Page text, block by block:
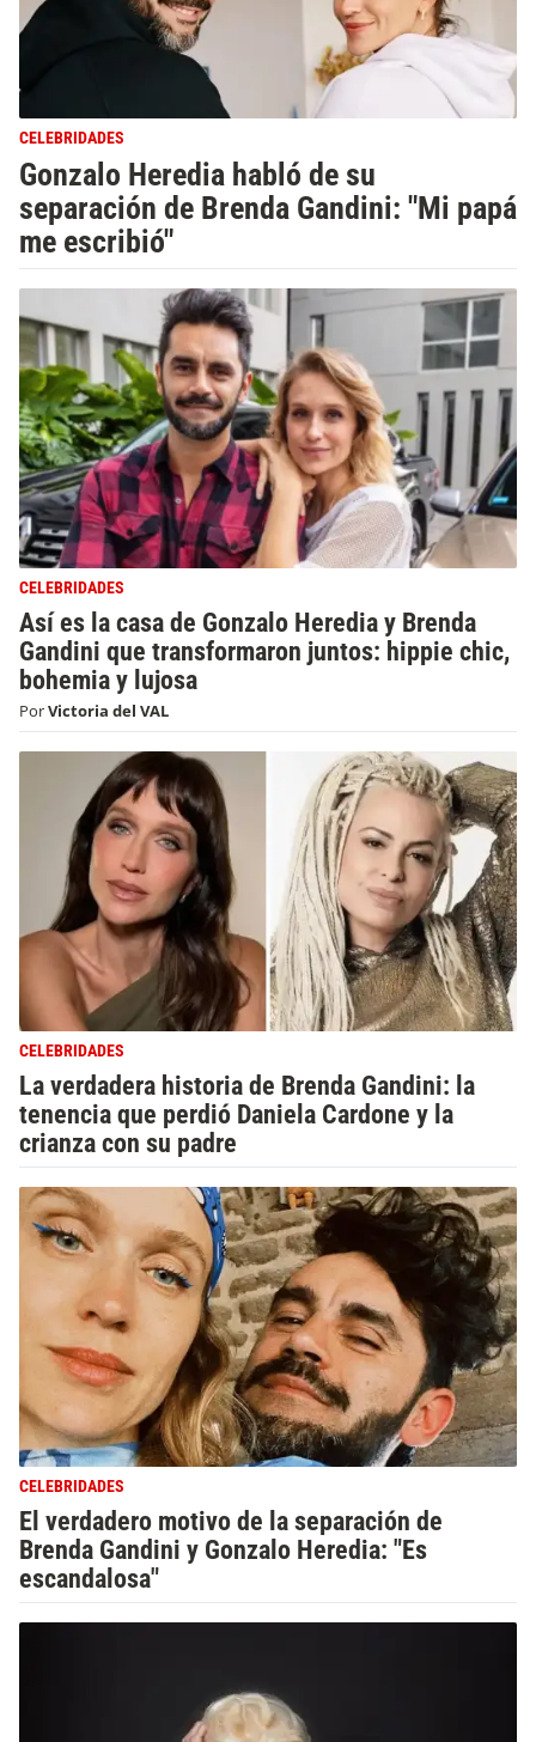
CELEBRIDADES
Gonzalo Heredia habló de su
separación de Brenda Gandini: "Mi papá
me escribió"
CELEBRIDADES
Así es la casa de Gonzalo Heredia y Brenda
Gandini que transformaron juntos: hippie chic,
bohemia y lujosa
PorVictoria del VAL
CELEBRIDADES
La verdadera historia de Brenda Gandini: la
tenencia que perdió Daniela Cardone y la
crianza con su padre
CELEBRIDADES
El verdadero motivo de la separación de
Brenda Gandini y Gonzalo Heredia: "Es
escandalosa"